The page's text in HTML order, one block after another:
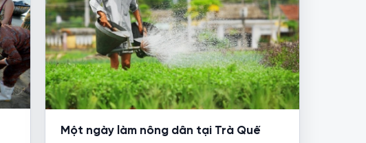
Một ngày làm nông dân tại Trà Quế